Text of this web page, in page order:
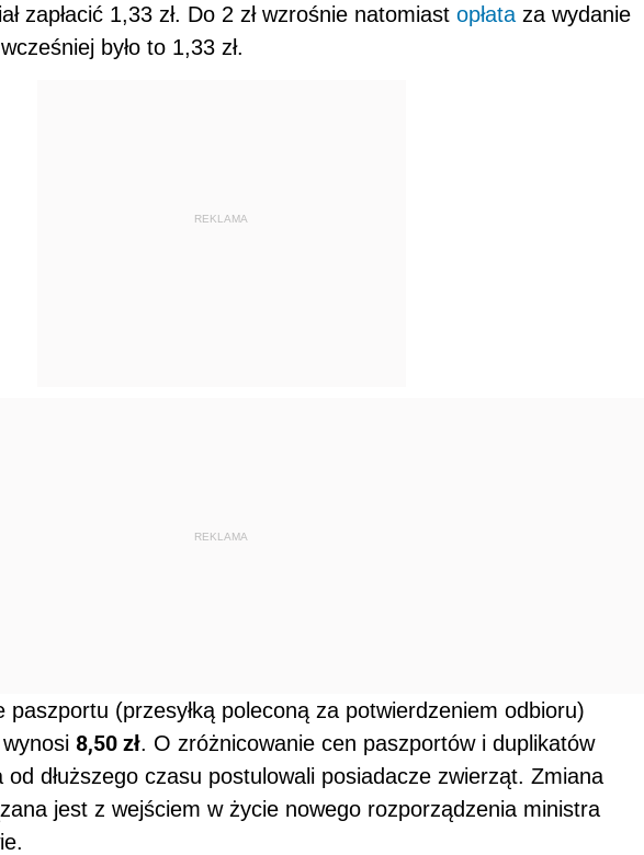
zapłacić 1,33 zł. Do 2 zł wzrośnie natomiast opłata za wydanie
było to 1,33 zł.
REKLAMA
REKLAMA
paszportu (przesyłką poleconą za potwierdzeniem odbioru)
8,50 zł. O zróżnicowanie cen paszportów i duplikatów
od dłuższego czasu postulowali posiadacze zwierząt. Zmiana
jest z wejściem w życie nowego rozporządzenia ministra